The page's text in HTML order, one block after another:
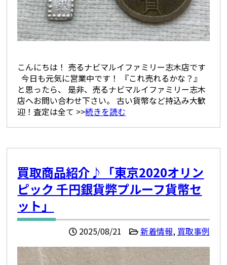
こんにちは！ 売るナビマルイファミリー志木店です
今日も元気に営業中です！ 『これ売れるかな？』
と思ったら、 是非、売るナビマルイファミリー志木
店へお問い合わせ下さい。 古い貨幣など持込み大歓
迎！査定は全て >>続きを読む
買取商品紹介♪「東京2020オリン
ピック 千円銀貨弊プルーフ貨幣セ
ット」
2025/08/21 新着情報, 買取事例